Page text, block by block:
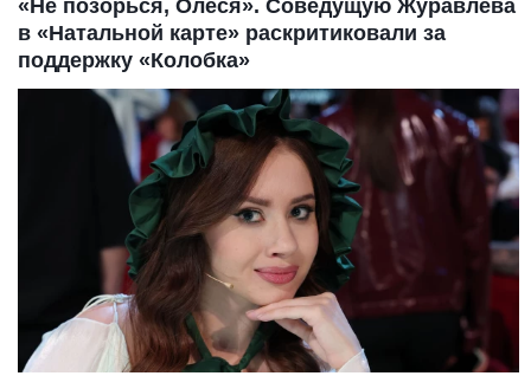
«Не позорься, Олеся». Соведущую Журавлева
в «Натальной карте» раскритиковали за
поддержку «Колобка»